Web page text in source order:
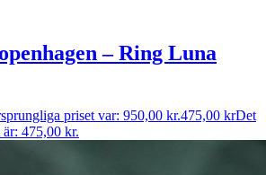
– Ring Luna
priset var: 950,00 kr.475,00 krDet
475,00 kr.